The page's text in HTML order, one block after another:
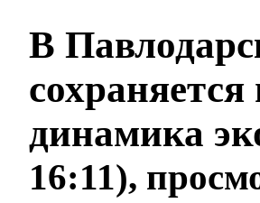
В
динамика
16:11),